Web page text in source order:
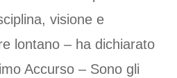
visione e
lontano – ha dichiarato
Accurso – Sono gli